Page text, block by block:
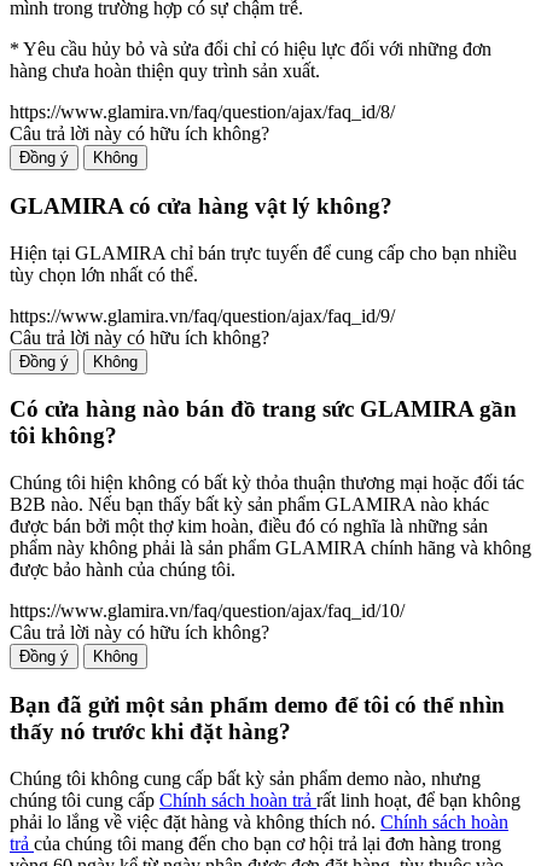
mình trong trường hợp có sự chậm trễ.
* Yêu cầu hủy bỏ và sửa đổi chỉ có hiệu lực đối với những đơn
hàng chưa hoàn thiện quy trình sản xuất.
https://www.glamira.vn/faq/question/ajax/faq_id/8/
Câu trả lời này có hữu ích không?
Đồng ý Không
GLAMIRA có cửa hàng vật lý không?
Hiện tại GLAMIRA chỉ bán trực tuyến để cung cấp cho bạn nhiều
tùy chọn lớn nhất có thể.
https://www.glamira.vn/faq/question/ajax/faq_id/9/
Câu trả lời này có hữu ích không?
Đồng ý Không
Có cửa hàng nào bán đồ trang sức GLAMIRA gần
tôi không?
Chúng tôi hiện không có bất kỳ thỏa thuận thương mại hoặc đối tác
B2B nào. Nếu bạn thấy bất kỳ sản phẩm GLAMIRA nào khác
được bán bởi một thợ kim hoàn, điều đó có nghĩa là những sản
phẩm này không phải là sản phẩm GLAMIRA chính hãng và không
được bảo hành của chúng tôi.
https://www.glamira.vn/faq/question/ajax/faq_id/10/
Câu trả lời này có hữu ích không?
Đồng ý Không
Bạn đã gửi một sản phẩm demo để tôi có thể nhìn
thấy nó trước khi đặt hàng?
Chúng tôi không cung cấp bất kỳ sản phẩm demo nào, nhưng
chúng tôi cung cấp Chính sách hoàn trả rất linh hoạt, để bạn không
phải lo lắng về việc đặt hàng và không thích nó. Chính sách hoàn
trả của chúng tôi mang đến cho bạn cơ hội trả lại đơn hàng trong